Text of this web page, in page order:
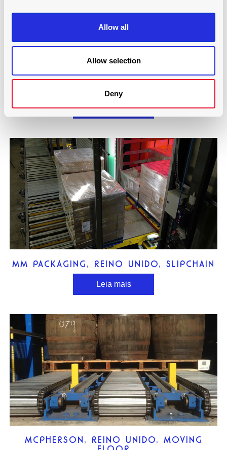
Allow all
Allow selection
Deny
Leia mais
MM PACKAGING, REINO UNIDO, SLIPCHAIN
Leia mais
MCPHERSON, REINO UNIDO, MOVING